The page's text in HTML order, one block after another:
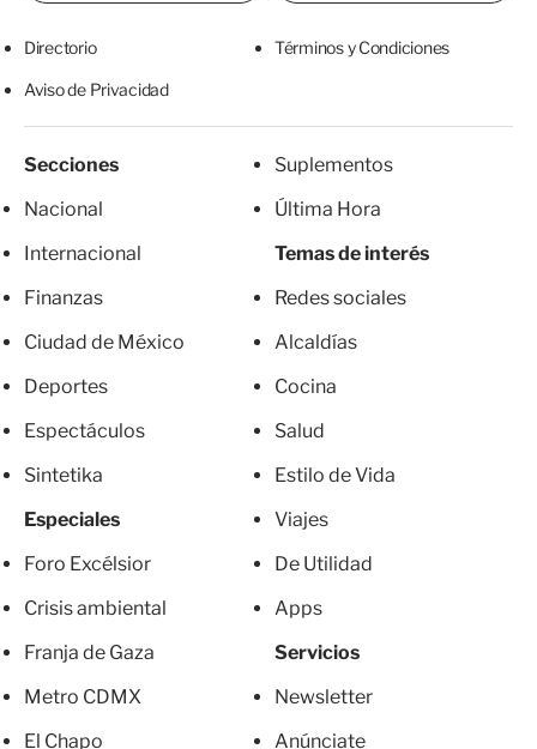
Directorio Términos y Condiciones
Aviso de Privacidad
Secciones
Nacional
Internacional
Finanzas
Ciudad de México
Deportes
Espectáculos
Sintetika
Especiales
Foro Excélsior
Crisis ambiental
Franja de Gaza
Metro CDMX
El Chapo
Suplementos
Última Hora
Temas de interés
Redes sociales
Alcaldías
Cocina
Salud
Estilo de Vida
Viajes
De Utilidad
Apps
Servicios
Newsletter
Anúnciate